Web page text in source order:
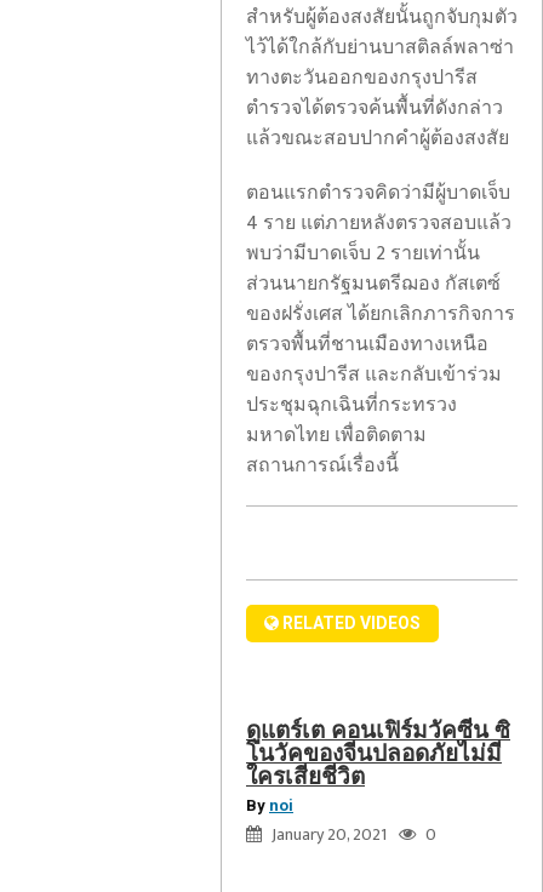
สำหรับผู้ต้องสงสัยนั้นถูกจับกุมตัว
ไว้ได้ใกล้กับย่านบาสติลล์พลาซ่า
ทางตะวันออกของกรุงปารีส
ตำรวจได้ตรวจค้นพื้นที่ดังกล่าว
แล้วขณะสอบปากคำผู้ต้องสงสัย
ตอนแรกตำรวจคิดว่ามีผู้บาดเจ็บ
4 ราย แต่ภายหลังตรวจสอบแล้ว
พบว่ามีบาดเจ็บ 2 รายเท่านั้น
ส่วนนายกรัฐมนตรีฌอง กัสเตซ์
ของฝรั่งเศส ได้ยกเลิกภารกิจการ
ตรวจพื้นที่ชานเมืองทางเหนือ
ของกรุงปารีส และกลับเข้าร่วม
ประชุมฉุกเฉินที่กระทรวง
มหาดไทย เพื่อติดตาม
สถานการณ์เรื่องนี้
RELATED VIDEOS
ดู
แตร์
เต
คอนเฟิร์ม
วัคซีน
ซิ
โน
วัค
ของ
จีน
ใคร
เสีย
ชีวิต
ดูแตร์เต คอนเฟิร์มวัคซีน ซิ
โนวัคของจีนปลอดภัยไม่มี
ใครเสียชีวิต
By noi
January 20, 2021 0
เวย์
นรู
ชัยชนะ
ครั้ง
แรก
ใน
ฐานะ
ผู้
จัดการ
มือปืน